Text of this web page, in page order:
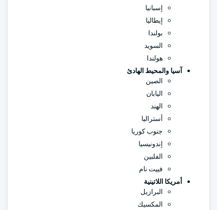
إسبانيا
إيطاليا
بولندا
السويد
هولندا
آسيا والمحيط الهادئ
الصين
اليابان
الهند
أستراليا
جنوب كوريا
إندونيسيا
الفلبين
فييت نام
أمريكا اللاتينية
البرازيل
المكسيك